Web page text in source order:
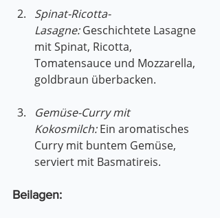
Spinat-Ricotta-
Lasagne: Geschichtete Lasagne
mit Spinat, Ricotta,
Tomatensauce und Mozzarella,
goldbraun überbacken.
Gemüse-Curry mit
Kokosmilch: Ein aromatisches
Curry mit buntem Gemüse,
serviert mit Basmatireis.
Beilagen: